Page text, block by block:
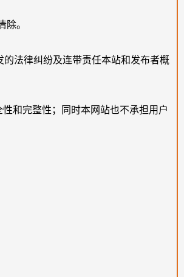
。
法律纠纷及连带责任本站和发布者概
和完整性；同时本网站也不承担用户